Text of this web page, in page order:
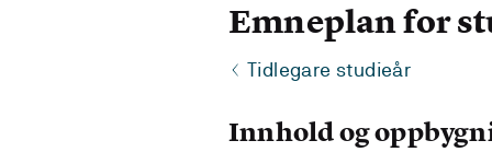
Emneplan for
Tidlegare studieår
Innhold og